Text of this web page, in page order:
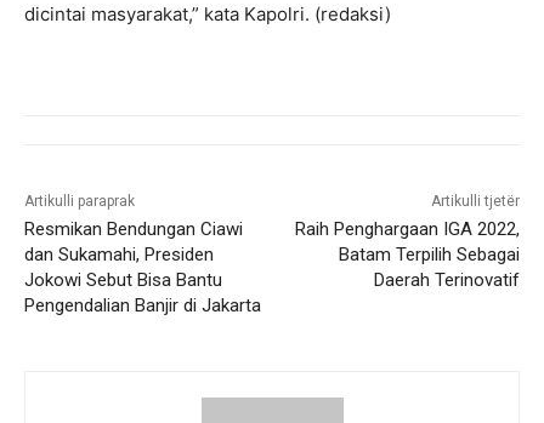
dicintai masyarakat,” kata Kapolri. (redaksi)
Artikulli paraprak
Resmikan Bendungan Ciawi
dan Sukamahi, Presiden
Jokowi Sebut Bisa Bantu
Pengendalian Banjir di Jakarta
Artikulli tjetër
Raih Penghargaan IGA 2022,
Batam Terpilih Sebagai
Daerah Terinovatif